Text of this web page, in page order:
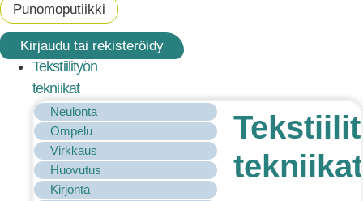
Punomoputiikki
Kirjaudu tai rekisteröidy
Tekstiilityön
tekniikat
Neulonta
Ompelu
Virkkaus
Huovutus
Kirjonta
tekniikat